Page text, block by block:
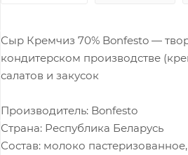
Сыр Кремчиз 70% Bonfesto —
кондитерском производстве
салатов и закусок
Производитель: Bonfesto
Страна: Республика Беларусь
Состав: молоко